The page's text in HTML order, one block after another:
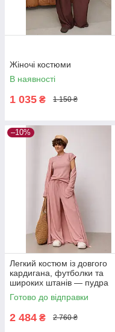
Жіночі костюми
В наявності
1 035 ₴ 1 150 ₴
–10%
Легкий костюм із довгого
кардигана, футболки та
широких штанів — пудра
колір, ONE SIZE (є розміри)
Готово до відправки
2 484 ₴ 2 760 ₴